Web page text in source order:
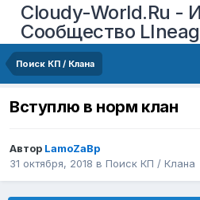
Cloudy-World.Ru -
Сообщество
Поиск КП / Клана
Вступлю в норм клан
Автор LamoZaBp
31 октября, 2018 в Поиск КП / Клана